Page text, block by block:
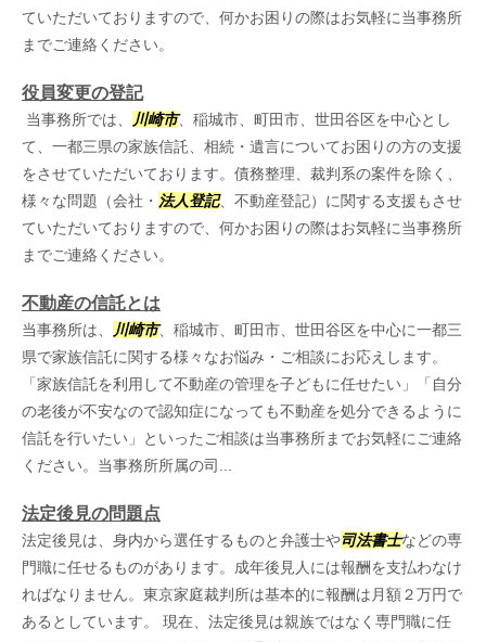
ていただいておりますので、何かお困りの際はお気軽に当事務所
までご連絡ください。
役員変更の登記
当事務所では、 川崎市、稲城市、町田市、世田谷区を中心とし
て、一都三県の家族信託、相続・遺言についてお困りの方の支援
をさせていただいております。債務整理、裁判系の案件を除く、
様々な問題（会社・ 法人登記、不動産登記）に関する支援もさせ
ていただいておりますので、何かお困りの際はお気軽に当事務所
までご連絡ください。
不動産の信託とは
当事務所は、 川崎市、稲城市、町田市、世田谷区を中心に一都三
県で家族信託に関する様々なお悩み・ご相談にお応えします。
「家族信託を利用して不動産の管理を子どもに任せたい」「自分
の老後が不安なので認知症になっても不動産を処分できるように
信託を行いたい」といったご相談は当事務所までお気軽にご連絡
ください。当事務所所属の司...
法定後見の問題点
法定後見は、身内から選任するものと弁護士や司法書士などの専
門職に任せるものがあります。成年後見人には報酬を支払わなけ
ればなりません。東京家庭裁判所は基本的に報酬は月額２万円で
あるとしています。 現在、法定後見は親族ではなく専門職に任